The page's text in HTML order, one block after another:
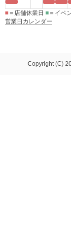
■ ＝店舗休業日 ■ ＝イベ
営業日カレンダー
Copyright (C)